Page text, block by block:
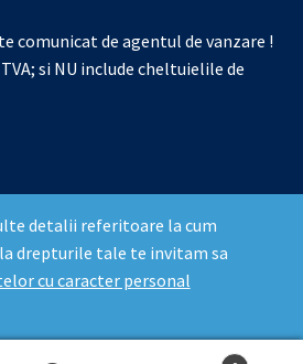
detalii referitoare la cum
drepturile tale te invitam sa
cu caracter personal
comunicat de agentul de vanzare !
si NU include cheltuielile de
2026
caracter personal
Construit cu